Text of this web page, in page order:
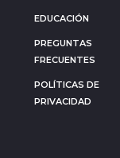
EDUCACIÓN
PREGUNTAS
FRECUENTES
POLÍTICAS DE
PRIVACIDAD